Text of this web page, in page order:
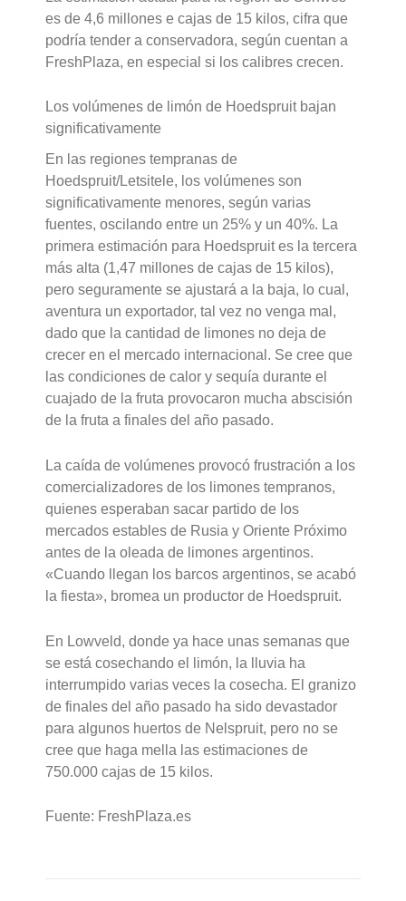
es de 4,6 millones e cajas de 15 kilos, cifra que
podría tender a conservadora, según cuentan a
FreshPlaza, en especial si los calibres crecen.
Los volúmenes de limón de Hoedspruit bajan
significativamente
En las regiones tempranas de
Hoedspruit/Letsitele, los volúmenes son
significativamente menores, según varias
fuentes, oscilando entre un 25% y un 40%. La
primera estimación para Hoedspruit es la tercera
más alta (1,47 millones de cajas de 15 kilos),
pero seguramente se ajustará a la baja, lo cual,
aventura un exportador, tal vez no venga mal,
dado que la cantidad de limones no deja de
crecer en el mercado internacional. Se cree que
las condiciones de calor y sequía durante el
cuajado de la fruta provocaron mucha abscisión
de la fruta a finales del año pasado.
La caída de volúmenes provocó frustración a los
comercializadores de los limones tempranos,
quienes esperaban sacar partido de los
mercados estables de Rusia y Oriente Próximo
antes de la oleada de limones argentinos.
«Cuando llegan los barcos argentinos, se acabó
la fiesta», bromea un productor de Hoedspruit.
En Lowveld, donde ya hace unas semanas que
se está cosechando el limón, la lluvia ha
interrumpido varias veces la cosecha. El granizo
de finales del año pasado ha sido devastador
para algunos huertos de Nelspruit, pero no se
cree que haga mella las estimaciones de
750.000 cajas de 15 kilos.
Fuente: FreshPlaza.es